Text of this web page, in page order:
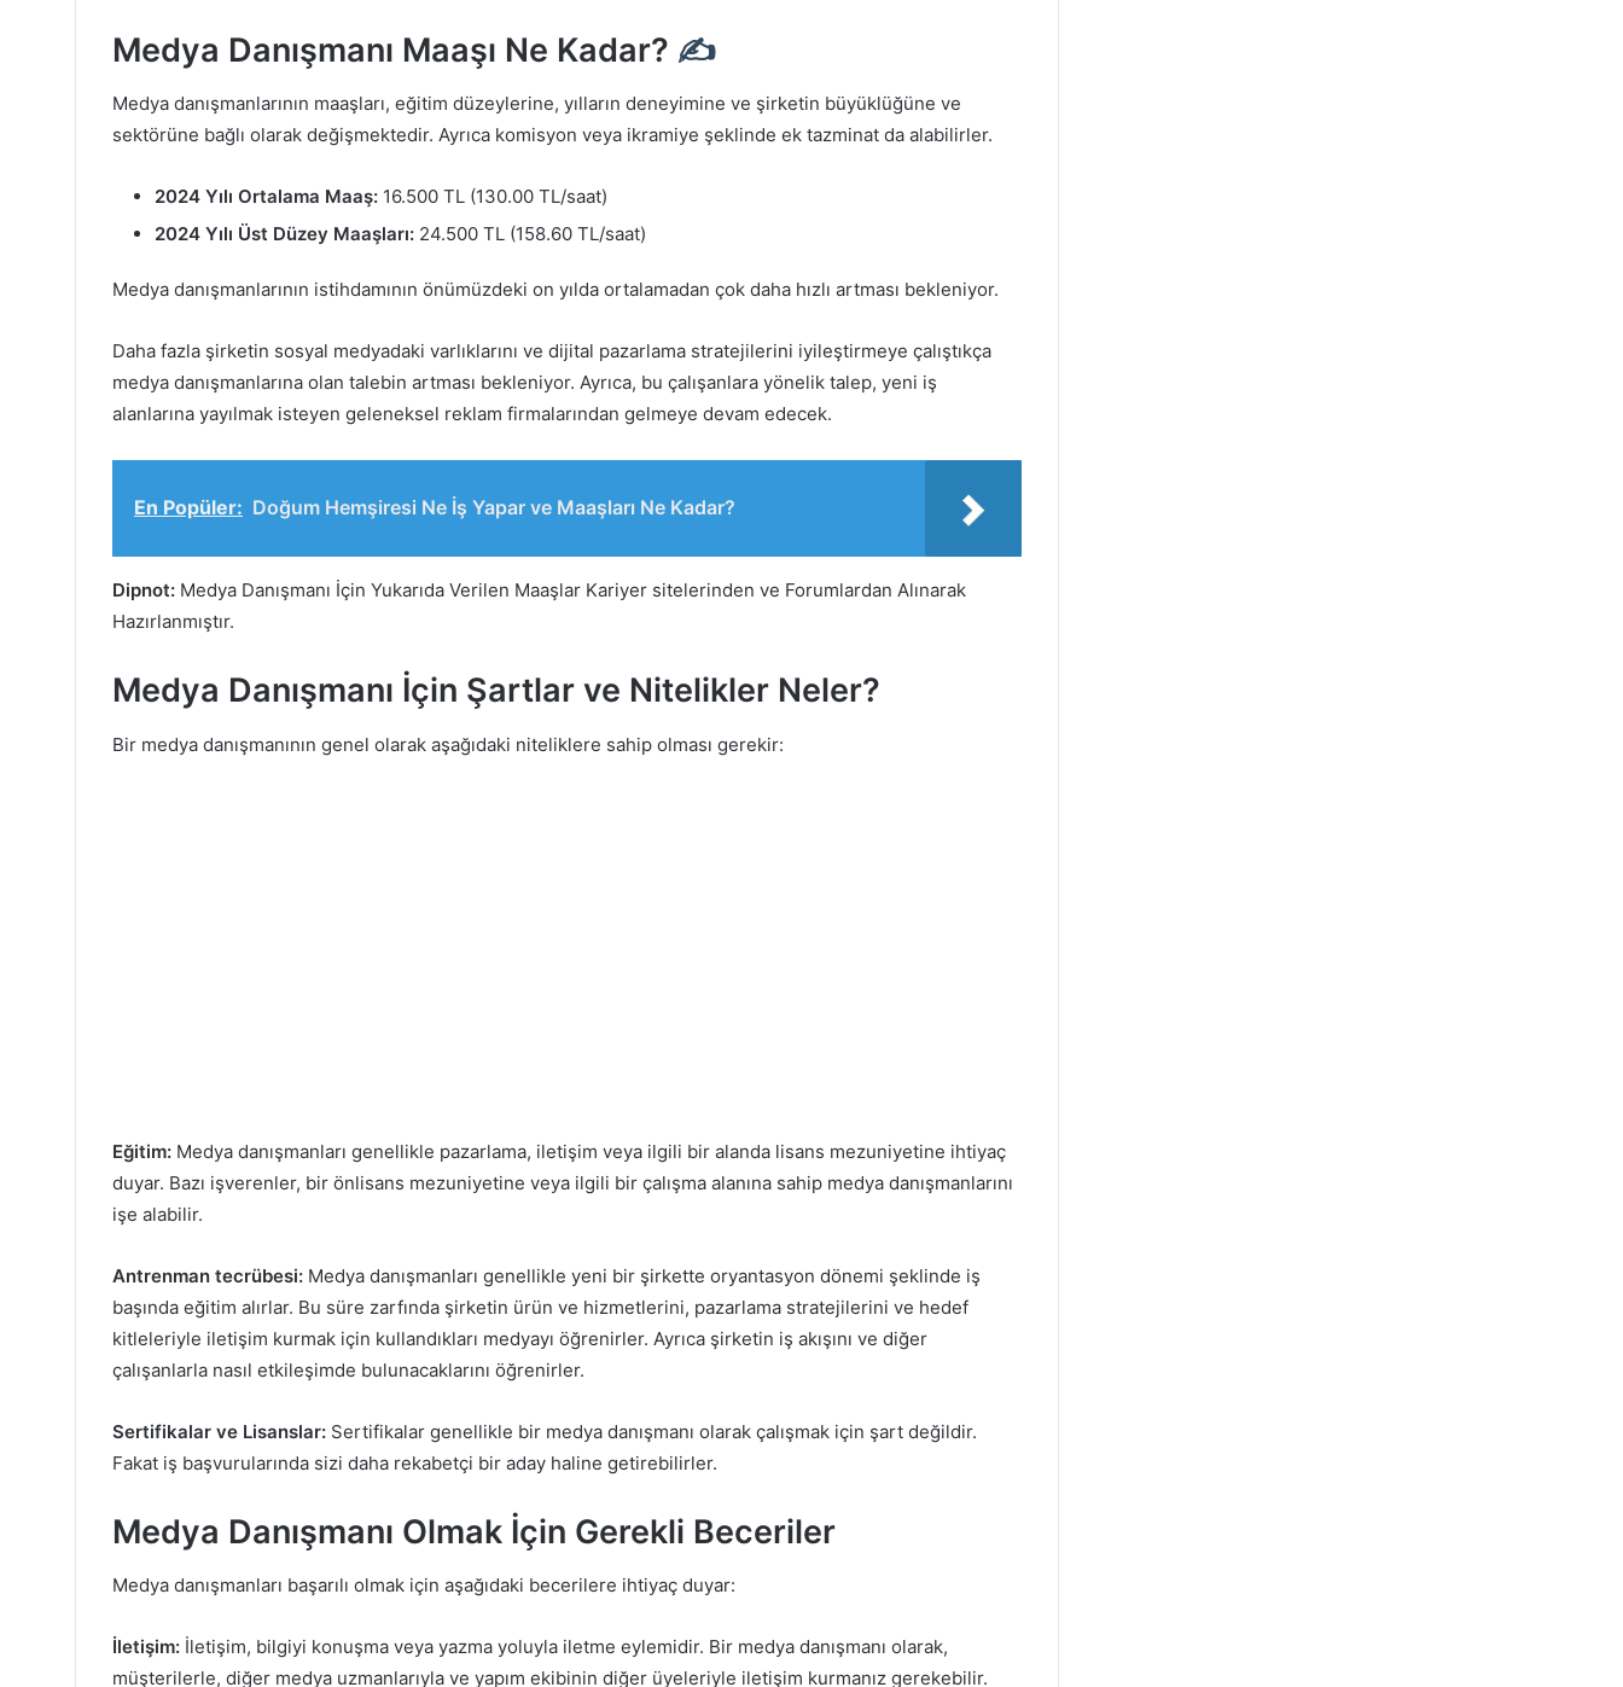
Medya Danışmanı Maaşı Ne Kadar? ✍
Medya danışmanlarının maaşları, eğitim düzeylerine, yılların deneyimine ve şirketin büyüklüğüne ve
sektörüne bağlı olarak değişmektedir. Ayrıca komisyon veya ikramiye şeklinde ek tazminat da alabilirler.
2024 Yılı Ortalama Maaş: 16.500 TL (130.00 TL/saat)
2024 Yılı Üst Düzey Maaşları: 24.500 TL (158.60 TL/saat)
Medya danışmanlarının istihdamının önümüzdeki on yılda ortalamadan çok daha hızlı artması bekleniyor.
Daha fazla şirketin sosyal medyadaki varlıklarını ve dijital pazarlama stratejilerini iyileştirmeye çalıştıkça
medya danışmanlarına olan talebin artması bekleniyor. Ayrıca, bu çalışanlara yönelik talep, yeni iş
alanlarına yayılmak isteyen geleneksel reklam firmalarından gelmeye devam edecek.
En Popüler: Doğum Hemşiresi Ne İş Yapar ve Maaşları Ne Kadar?
Dipnot: Medya Danışmanı İçin Yukarıda Verilen Maaşlar Kariyer sitelerinden ve Forumlardan Alınarak
Hazırlanmıştır.
Medya Danışmanı İçin Şartlar ve Nitelikler Neler?
Bir medya danışmanının genel olarak aşağıdaki niteliklere sahip olması gerekir:
Eğitim: Medya danışmanları genellikle pazarlama, iletişim veya ilgili bir alanda lisans mezuniyetine ihtiyaç
duyar. Bazı işverenler, bir önlisans mezuniyetine veya ilgili bir çalışma alanına sahip medya danışmanlarını
işe alabilir.
Antrenman tecrübesi: Medya danışmanları genellikle yeni bir şirkette oryantasyon dönemi şeklinde iş
başında eğitim alırlar. Bu süre zarfında şirketin ürün ve hizmetlerini, pazarlama stratejilerini ve hedef
kitleleriyle iletişim kurmak için kullandıkları medyayı öğrenirler. Ayrıca şirketin iş akışını ve diğer
çalışanlarla nasıl etkileşimde bulunacaklarını öğrenirler.
Sertifikalar ve Lisanslar: Sertifikalar genellikle bir medya danışmanı olarak çalışmak için şart değildir.
Fakat iş başvurularında sizi daha rekabetçi bir aday haline getirebilirler.
Medya Danışmanı Olmak İçin Gerekli Beceriler
Medya danışmanları başarılı olmak için aşağıdaki becerilere ihtiyaç duyar:
İletişim: İletişim, bilgiyi konuşma veya yazma yoluyla iletme eylemidir. Bir medya danışmanı olarak,
müşterilerle, diğer medya uzmanlarıyla ve yapım ekibinin diğer üyeleriyle iletişim kurmanız gerekebilir.